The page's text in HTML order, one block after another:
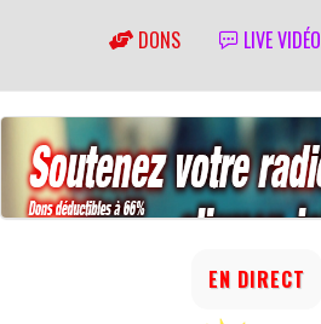
DONS LIVE VIDÉO
EN DIRECT